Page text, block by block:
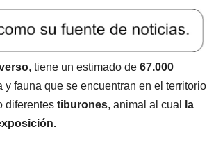
, tiene un estimado de 67.000
fauna que se encuentran en el territorio
diferentes tiburones, animal al cual
la